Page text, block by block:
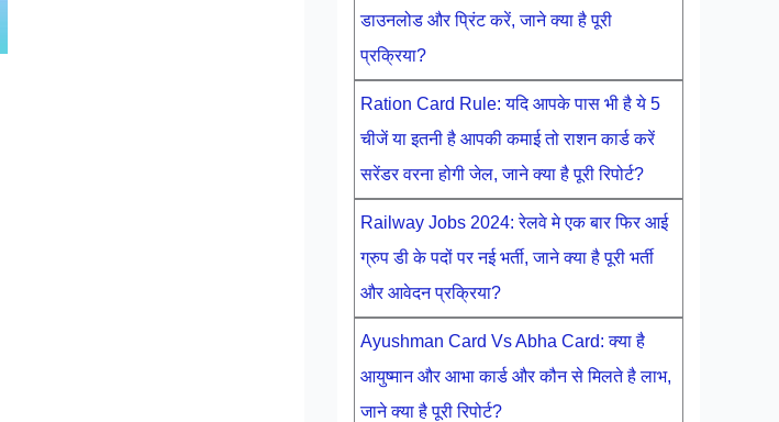
डाउनलोड और प्रिंट करें, जाने क्या है पूरी
प्रक्रिया?
Ration Card Rule: यदि आपके पास भी है ये 5
चीजें या इतनी है आपकी कमाई तो राशन कार्ड करें
सरेंडर वरना होगी जेल, जाने क्या है पूरी रिपोर्ट?
Railway Jobs 2024: रेलवे मे एक बार फिर आई
ग्रुप डी के पदों पर नई भर्ती, जाने क्या है पूरी भर्ती
और आवेदन प्रक्रिया?
Ayushman Card Vs Abha Card: क्या है
आयुष्मान और आभा कार्ड और कौन से मिलते है लाभ,
जाने क्या है पूरी रिपोर्ट?